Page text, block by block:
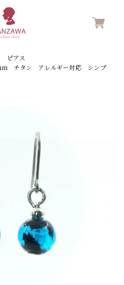
ピアス
チタン アレルギー対応 シンプ